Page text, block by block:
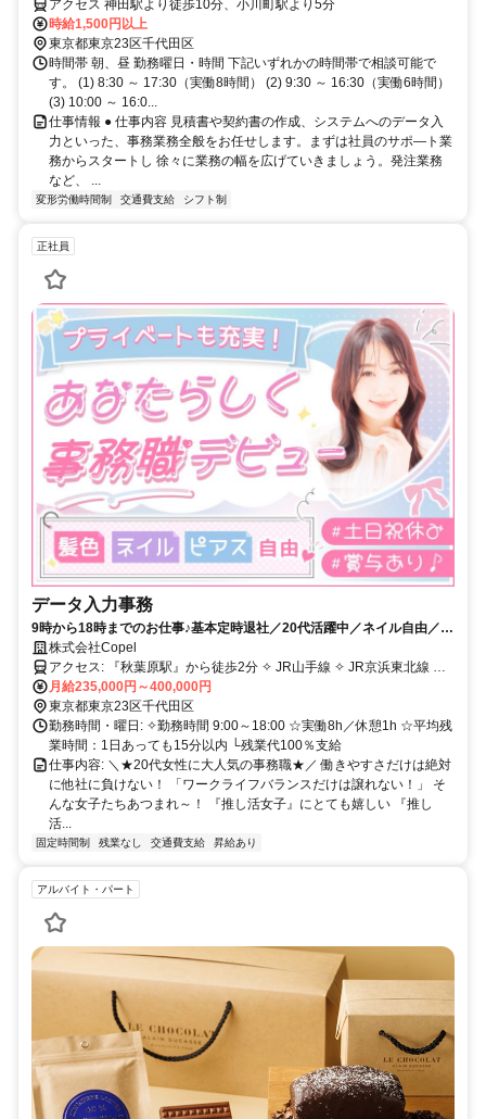
アクセス 神田駅より徒歩10分、小川町駅より5分
時給1,500円以上
東京都東京23区千代田区
時間帯 朝、昼 勤務曜日・時間 下記いずれかの時間帯で相談可能で
す。 (1) 8:30 ～ 17:30（実働8時間） (2) 9:30 ～ 16:30（実働6時間）
(3) 10:00 ～ 16:0...
仕事情報 ● 仕事内容 見積書や契約書の作成、システムへのデータ入
力といった、事務業務全般をお任せします。まずは社員のサポ―ト業
務からスタートし 徐々に業務の幅を広げていきましょう。発注業務
など、 ...
変形労働時間制 交通費支給 シフト制
正社員
データ入力事務
9時から18時までのお仕事♪基本定時退社／20代活躍中／ネイル自由／駅
ちかのきれいなオフィス
株式会社Copel
アクセス: 『秋葉原駅』から徒歩2分 ✧ JR山手線 ✧ JR京浜東北線 ✧
JR中央・総武線 ✧ 東京メトロ日比谷線 ✧ つくばエクスプレス
月給235,000円～400,000円
東京都東京23区千代田区
勤務時間・曜日: ✧勤務時間 9:00～18:00 ☆実働8h／休憩1h ☆平均残
業時間：1日あっても15分以内 └残業代100％支給
仕事内容: ＼★20代女性に大人気の事務職★／ 働きやすさだけは絶対
に他社に負けない！ 「ワークライフバランスだけは譲れない！」 そ
んな女子たちあつまれ～！ 『推し活女子』にとても嬉しい 『推し
活...
固定時間制 残業なし 交通費支給 昇給あり
アルバイト・パート